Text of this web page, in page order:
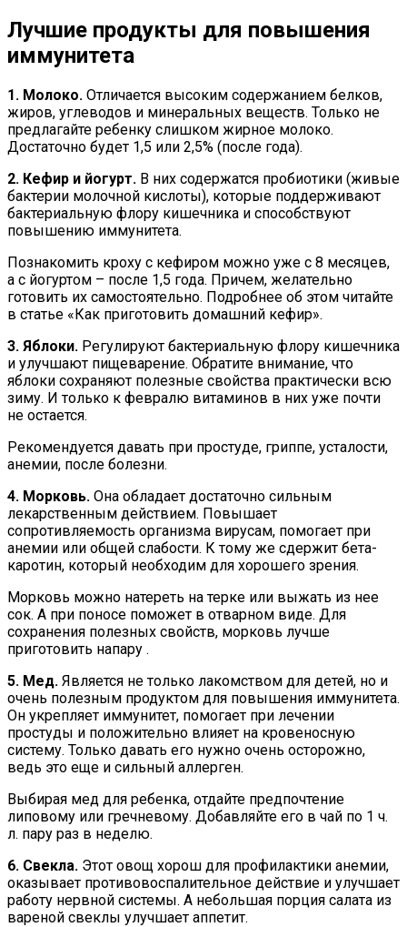
Лучшие продукты для повышения
иммунитета
1. Молоко. Отличается высоким содержанием белков,
жиров, углеводов и минеральных веществ. Только не
предлагайте ребенку слишком жирное молоко.
Достаточно будет 1,5 или 2,5% (после года).
2. Кефир и йогурт. В них содержатся пробиотики (живые
бактерии молочной кислоты), которые поддерживают
бактериальную флору кишечника и способствуют
повышению иммунитета.
Познакомить кроху с кефиром можно уже с 8 месяцев,
а с йогуртом – после 1,5 года. Причем, желательно
готовить их самостоятельно. Подробнее об этом читайте
в статье «Как приготовить домашний кефир».
3. Яблоки. Регулируют бактериальную флору кишечника
и улучшают пищеварение. Обратите внимание, что
яблоки сохраняют полезные свойства практически всю
зиму. И только к февралю витаминов в них уже почти
не остается.
Рекомендуется давать при простуде, гриппе, усталости,
анемии, после болезни.
4. Морковь. Она обладает достаточно сильным
лекарственным действием. Повышает
сопротивляемость организма вирусам, помогает при
анемии или общей слабости. К тому же сдержит бета-
каротин, который необходим для хорошего зрения.
Морковь можно натереть на терке или выжать из нее
сок. А при поносе поможет в отварном виде. Для
сохранения полезных свойств, морковь лучше
приготовить напару .
5. Мед. Является не только лакомством для детей, но и
очень полезным продуктом для повышения иммунитета.
Он укрепляет иммунитет, помогает при лечении
простуды и положительно влияет на кровеносную
систему. Только давать его нужно очень осторожно,
ведь это еще и сильный аллерген.
Выбирая мед для ребенка, отдайте предпочтение
липовому или гречневому. Добавляйте его в чай по 1 ч.
л. пару раз в неделю.
6. Свекла. Этот овощ хорош для профилактики анемии,
оказывает противовоспалительное действие и улучшает
работу нервной системы. А небольшая порция салата из
вареной свеклы улучшает аппетит.